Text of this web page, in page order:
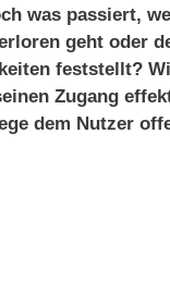
was passiert,
geht oder
feststellt?
Zugang
dem Nutzer